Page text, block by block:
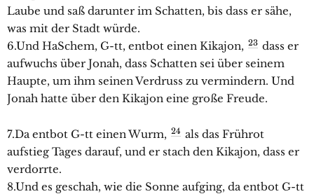
Laube und saß darunter im Schatten, bis dass er sähe,
was mit der Stadt würde.
6.Und HaSchem, G-tt, entbot einen Kikajon, 23 dass er
aufwuchs über Jonah, dass Schatten sei über seinem
Haupte, um ihm seinen Verdruss zu vermindern. Und
Jonah hatte über den Kikajon eine große Freude.
7.Da entbot G-tt einen Wurm, 24 als das Frührot
aufstieg Tages darauf, und er stach den Kikajon, dass er
verdorrte.
8.Und es geschah, wie die Sonne aufging, da entbot G-tt